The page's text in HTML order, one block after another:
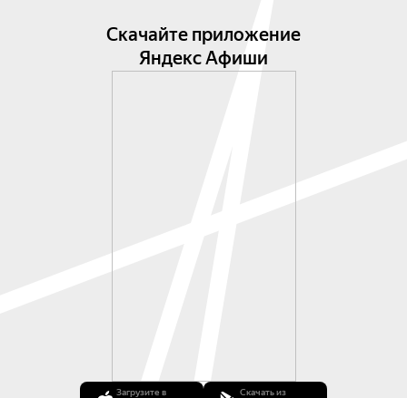
Скачайте приложение
Яндекс Афиши
Загрузите в Скачать из